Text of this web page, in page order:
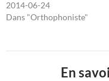
2014-06-24
Dans "Orthophoniste"
En